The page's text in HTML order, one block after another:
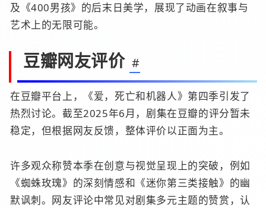
及《400男孩》的后末日美学，展现了动画在叙事与
艺术上的无限可能。
豆瓣网友评价 #
在豆瓣平台上，《爱，死亡和机器人》第四季引发了
热烈讨论。截至2025年6月，剧集在豆瓣的评分暂未
稳定，但根据网友反馈，整体评价以正面为主。
许多观众称赞本季在创意与视觉呈现上的突破，例如
《蜘蛛玫瑰》的深刻情感和《迷你第三类接触》的幽
默讽刺。网友评论中常见对剧集多元主题的赞赏，认